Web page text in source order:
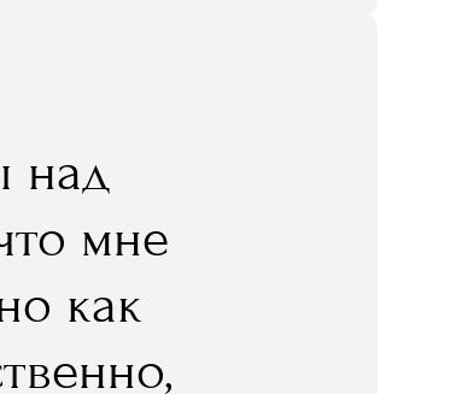
над
мне
как